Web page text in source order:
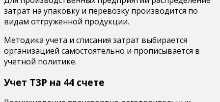
затрат на упаковку и перевозку производится по
видам отгруженной продукции.
Методика учета и списания затрат выбирается
организацией самостоятельно и прописывается в
учетной политике.
Учет ТЗР на 44 счете